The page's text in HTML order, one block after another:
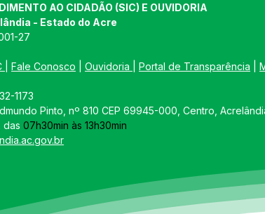
AO CIDADÃO (SIC) E OUVIDORIA
- Estado do Acre
27
Fale Conosco Ouvidoria Portal de Transparência
1173
Pinto, nº 810 CEP 69945-000, Centro,
das 07h30min às 13h30min